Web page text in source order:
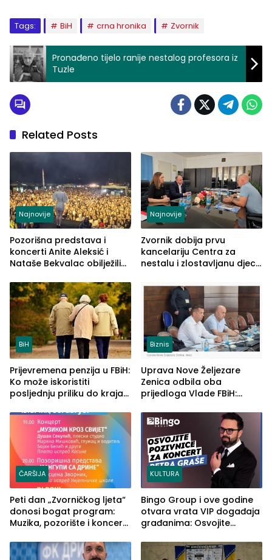
Tags: BiH crna hronika Zvornik
Pronađeno tijelo ranije nestalog profesora iz
Tuzle
Related Posts
Najnovije
Pozorišna predstava i
koncerti Anite Aleksić i
Nataše Bekvalac obilježili
ljeta (FOTO)
Najnovije
Zvornik dobija prvu
kancelariju Centra za
nestalu i zlostavljanu djecu
BiH
Prijevremena penzija u FBiH:
Ko može iskoristiti
posljednju priliku do kraja
Biznis
Uprava Nove Željezare
Zenica odbila oba
prijedloga Vlade FBiH:
rješenje
ČARŠIJA
Peti dan „Zvorničkog ljeta“
donosi bogat program:
Muzika, pozorište i koncert
KULTURA
Bingo Group i ove godine
otvara vrata VIP događaja
građanima: Osvojite
Graše